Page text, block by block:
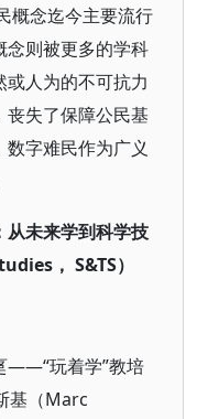
概念迄今主要流行
念则被更多的学科
人为的不可抗力
失了保障公民基
字难民作为广义
从未来学到科学技
， S&TS）
——“玩着学”教培
基（Marc